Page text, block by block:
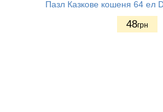
Пазл Казкове кошеня 64 ел
48грн